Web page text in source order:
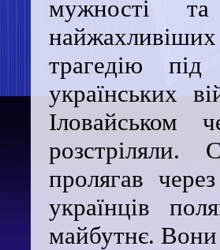
мужності
трагедію
українських
Іловайськом
пролягав
українців
майбутнє. Вони